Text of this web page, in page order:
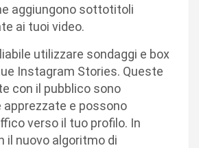
aggiungono sottotitoli
ai tuoi video.
utilizzare sondaggi e box
Instagram Stories. Queste
con il pubblico sono
e possono
verso il tuo profilo. In
il nuovo algoritmo di